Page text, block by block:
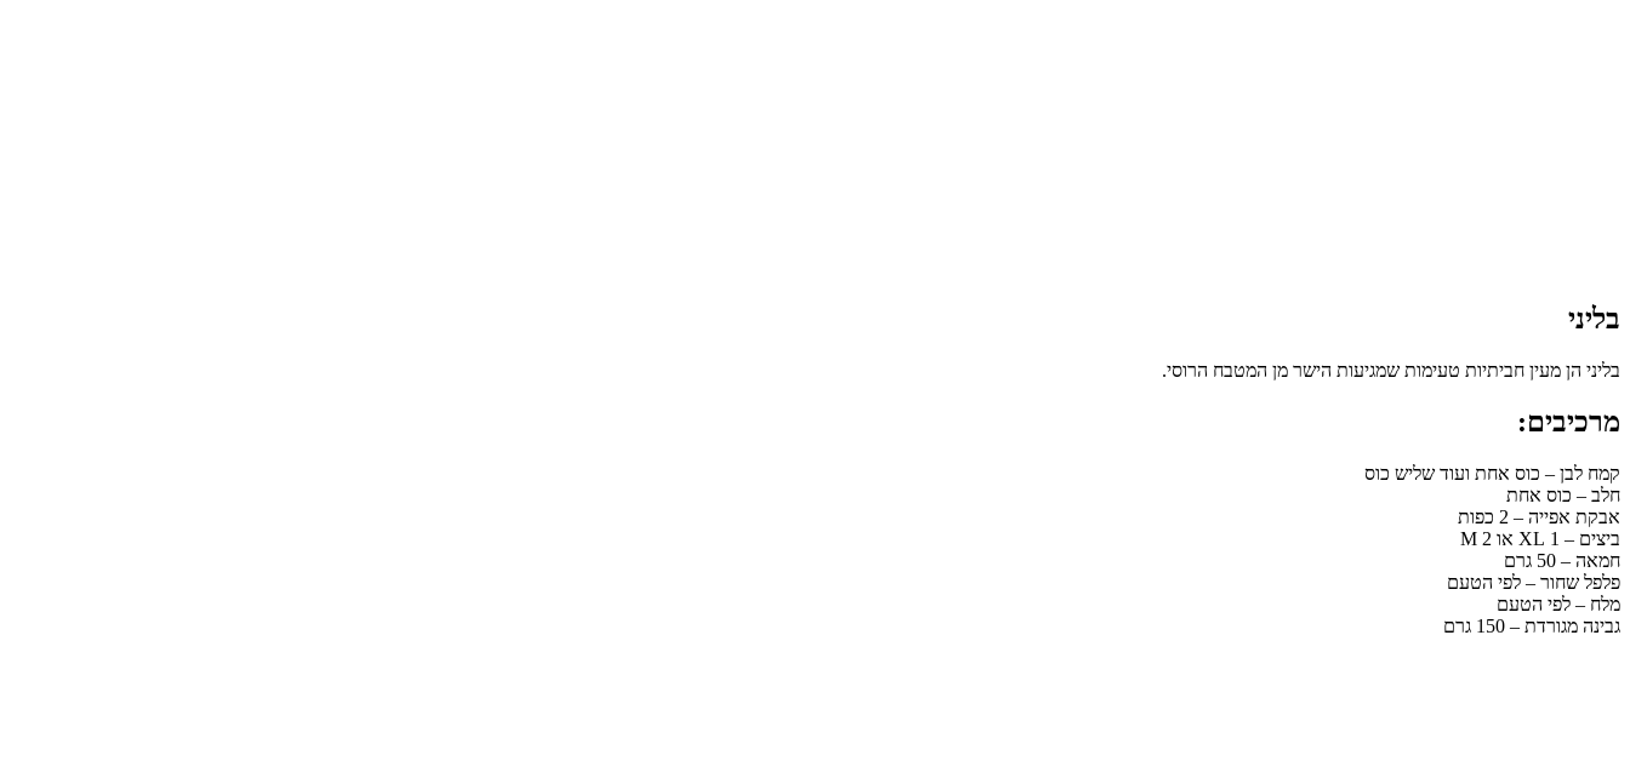
בליני
בליני הן מעין חביתיות טעימות שמגיעות הישר מן המטבח הרוסי.
מרכיבים:
קמח לבן – כוס אחת ועוד שליש כוס
חלב – כוס אחת
אבקת אפייה – 2 כפות
ביצים – 1 XL או 2 M
חמאה – 50 גרם
פלפל שחור – לפי הטעם
מלח – לפי הטעם
גבינה מגורדת – 150 גרם